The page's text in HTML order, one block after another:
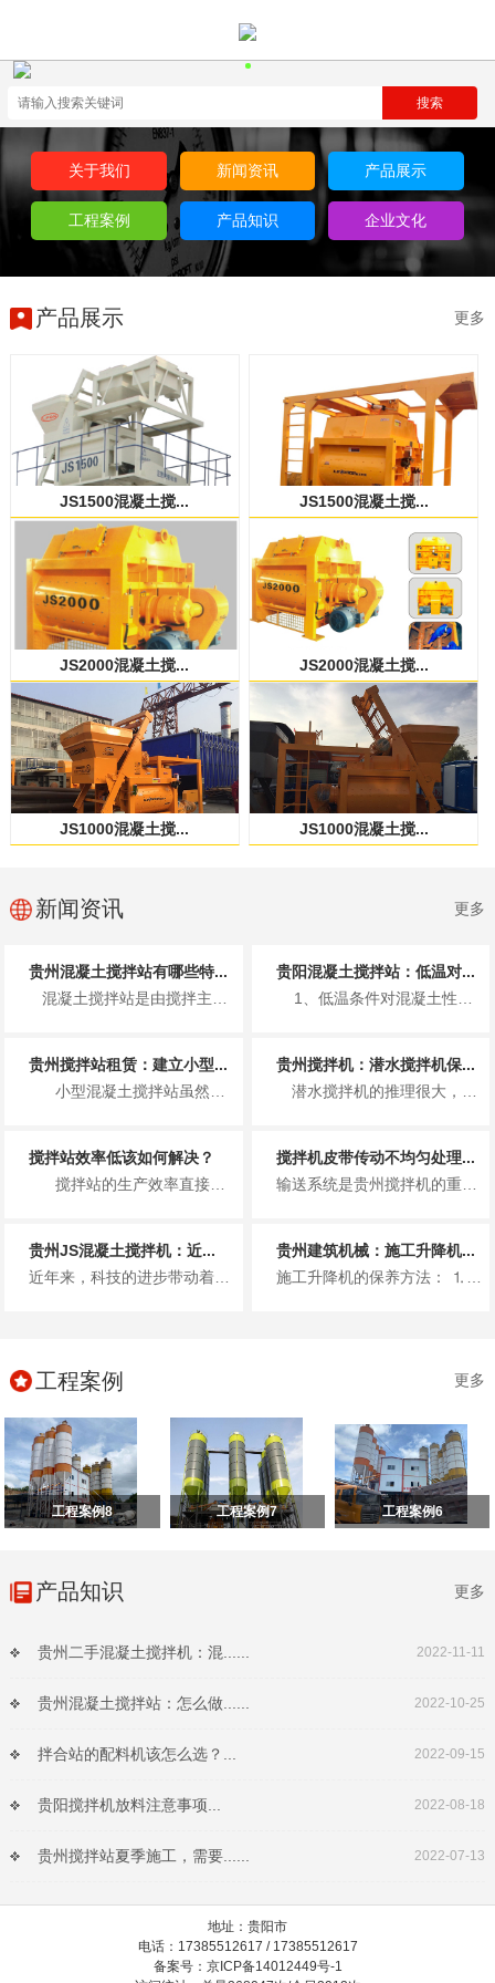
关于我们 新闻资讯 产品展示
工程案例 产品知识 企业文化
产品展示 更多
JS1500混凝土搅... JS1500混凝土搅...
JS2000混凝土搅... JS2000混凝土搅...
JS1000混凝土搅... JS1000混凝土搅...
新闻资讯 更多
贵州混凝土搅拌站有哪些特...
混凝土搅拌站是由搅拌主机、物料称量系统、物料输送系统、物料贮存系统、控制系统五大组成系统和其他...
贵阳混凝土搅拌站：低温对...
1、低温条件对混凝土性能的影响 （1）低温条件对混凝土早期...
贵州搅拌站租赁：建立小型...
小型混凝土搅拌站虽然占地面积不大，生产效率也不是十分高，但是在建立小型混凝土搅...
贵州搅拌机：潜水搅拌机保...
潜水搅拌机的推理很大，使用寿命也长，从而主要被用于污水处理厂这一方面，但是质量再好的搅拌机也需要做好定期的维修保养工作...
搅拌站效率低该如何解决？
搅拌站的生产效率直接决定了单位时间内，混凝土的生产量。同样的时间内，生产的混凝...
搅拌机皮带传动不均匀处理...
输送系统是贵州搅拌机的重要组成部分。如果传送带输送的骨料不均匀，则称骨料体积积聚在传送带上，导致传送带松动或传送带上的聚...
贵州JS混凝土搅拌机：近...
近年来，科技的进步带动着国内的混凝土搅拌机行业的突飞猛进的发展，在改政策之前，我国建设工地的混凝土大都是现场搅拌，使用的...
贵州建筑机械：施工升降机...
施工升降机的保养方法： ⒈每月保养 升降台保养时人员进入升降台内部工作，须吊住升降机防止升降台突然下降而导致人员伤亡...
工程案例 更多
工程案例8 工程案例7 工程案例6
产品知识 更多
贵州二手混凝土搅拌机：混...... 2022-11-11
贵州混凝土搅拌站：怎么做...... 2022-10-25
拌合站的配料机该怎么选？... 2022-09-15
贵阳搅拌机放料注意事项... 2022-08-18
贵州搅拌站夏季施工，需要...... 2022-07-13
地址：贵阳市
电话：17385512617 / 17385512617
备案号：京ICP备14012449号-1